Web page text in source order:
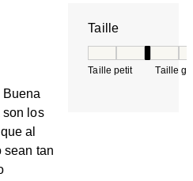
Buena
son los
al
sean tan
Taille
Taille petit Taille